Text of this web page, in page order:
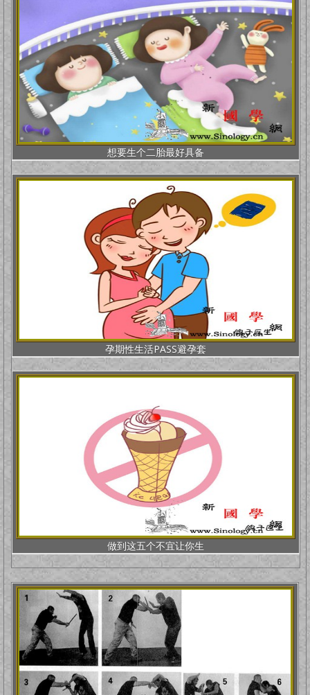
想要生个二胎最好具备
孕期性生活PASS避孕套
做到这五个不宜让你生